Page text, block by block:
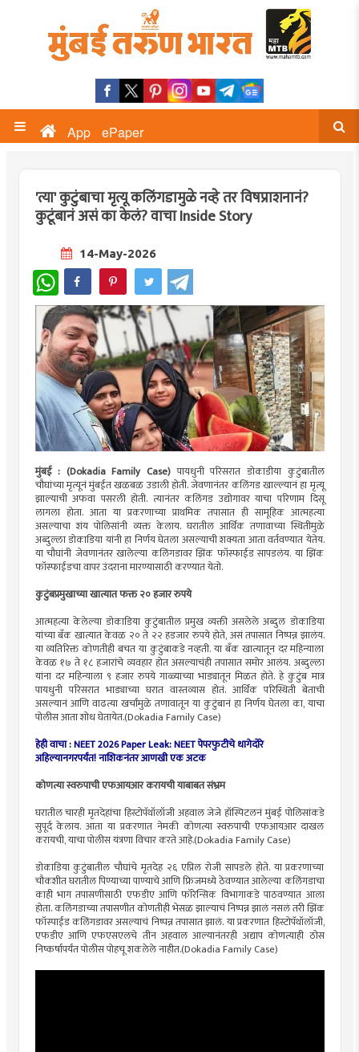
App ePaper
'त्या' कुटुंबाचा मृत्यू कलिंगडामुळे नव्हे तर विषप्राशनानं?
कुटूंबानं असं का केलं? वाचा Inside Story
14-May-2026
WhatsApp
मुंबई : (Dokadia Family Case)पायधुनी परिसरात डोकाडीया कुटुंबातील
चौघांच्या मृत्यूनं मुंबईत खळबळ उडाली होती. जेवणानंतर कलिंगड खाल्ल्यानं हा मृत्यू
झाल्याची अफवा पसरली होती. त्यानंतर कलिंगड उद्योगावर याचा परिणाम दिसू
लागला होता. आता या प्रकरणाच्या प्राथमिक तपासात ही सामूहिक आत्महत्या
असल्याचा शंय पोलिसांनी व्यक्त केलाय. घरातील आर्थिक तणावाच्या स्थितीमुळे
अब्दुल्ला डोकाडिया यांनी हा निर्णय घेतला असल्याची शक्यता आता वर्तवण्यात येतेय.
या चौघांनी जेवणानंतर खालेल्या कलिंगडावर झिंक फॉस्फाईड सापडलंय. या झिंक
फॉस्फाईडचा वापर उंदराना मारण्यासाठी करण्यात येतो.
कुटुंबप्रमुखाच्या खात्यात फक्त २० हजार रुपये
आत्महत्या केलेल्या डोकाडिया कुटुंबातील प्रमुख व्यक्ती असलेले अब्दुल डोकाडिया
यांच्या बँक खात्यात केवळ २० ते २२ हडजार रुपये होते, असं तपासात निष्पन्न झालंय.
या व्यतिरिक्त कोणतीही बचत या कुटुंबाकडे नव्हती. या बँक खात्यातून दर महिन्याला
केवळ १७ ते १८ हजारांचे व्यवहार होत असल्याचंही तपासात समोर आलंय. अब्दुल्ला
यांना दर महिन्याला ९ हजार रुपये गाळ्याच्या भाड्यातून मिळत होते. हे कुटुंब मात्र
पायधुनी परिसरात भाड्याच्या घरात वास्तव्यास होतं. आर्थिक परिस्थिती बेताची
असल्यानं आणि वाढत्या खर्चांमुळे तणावातून या कुटुंबानं हा निर्णय घेतला का, याचा
पोलीस आता शोध घेतायेत.(Dokadia Family Case)
हेही वाचा : NEET 2026 Paper Leak: NEET पेपरफुटीचे धागेदोरे
अहिल्यानगरपर्यंत! नाशिकनंतर आणखी एक अटक
कोणत्या स्वरुपाची एफआयआर करायची याबाबत संभ्रम
घरातील चारही मृतदेहांचा हिस्टोपॅथॉलॉजी अहवाल जेजे हॉस्पिटलनं मुंबई पोलिसांकडे
सुपूर्द केलाय. आता या प्रकरणात नेमकी कोणत्या स्वरुपाची एफआयआर दाखल
करायची, याचा पोलीस यंत्रणा विचार करते आहे.(Dokadia Family Case)
डोकाडिया कुटुंबातील चौघांचे मृतदेह २६ एप्रिल रोजी सापडले होते. या प्रकरणाच्या
चौकशीत घरातील पिण्याच्या पाण्याचे आणि फ्रिजमध्ये ठेवण्यात आलेल्या कलिंगडाचा
काही भाग तपासणीसाठी एफडीए आणि फॉरेन्सिक विभागाकडे पाठवण्यात आला
होता. कलिंगडाच्या तपासणीत कोणतीही भेसळ झाल्याचं निष्पन्न झालं नसलं तरी झिंक
फॉस्पाईड कलिंगडावर असल्याचं निष्पन्न तपासात झालं. या प्रकरणात हिस्टोपॅथॉलॉजी,
एफडीए आणि एफएसएलचे तीन अहवाल आल्यानंतरही अद्याप कोणत्याही ठोस
निष्कर्षापर्यंत पोलीस पोहचू शकलेले नाहीत.(Dokadia Family Case)